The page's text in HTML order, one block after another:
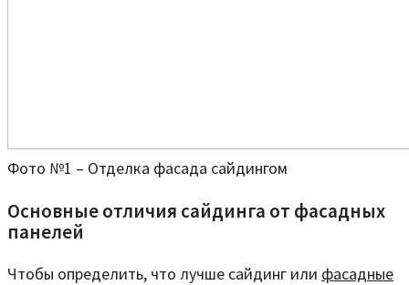
Фото №1 – Отделка фасада сайдингом
Основные отличия сайдинга от фасадных
панелей
Чтобы определить, что лучше сайдинг или фасадные